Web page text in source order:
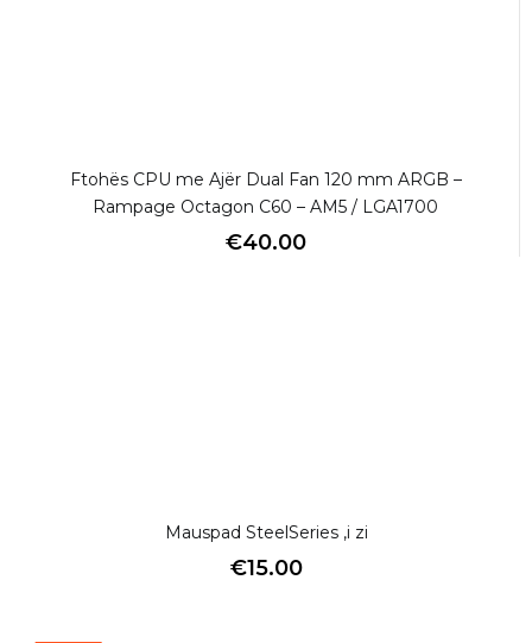
Ftohës CPU me Ajër Dual Fan 120 mm ARGB –
Rampage Octagon C60 – AM5 / LGA1700
€40.00
Mauspad SteelSeries ,i zi
€15.00